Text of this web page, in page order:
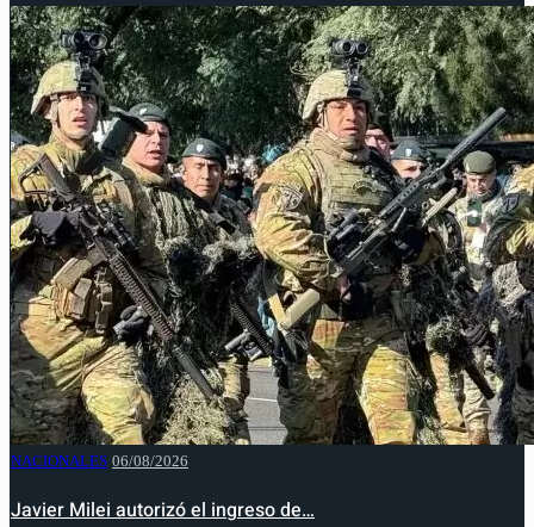
NACIONALES 06/08/2026
Javier Milei autorizó el ingreso de…